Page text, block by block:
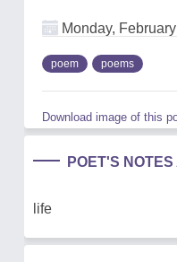
Monday,
poem poems
Download image of this
POET'S
life